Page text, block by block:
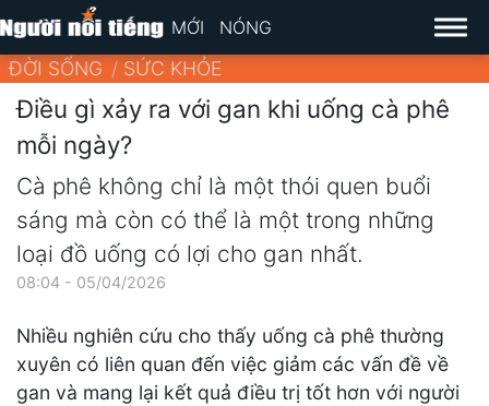
MỚI NÓNG
ĐỜI SỐNG SỨC KHỎE
Điều gì xảy ra với gan khi uống cà phê
mỗi ngày?
Cà phê không chỉ là một thói quen buổi
sáng mà còn có thể là một trong những
loại đồ uống có lợi cho gan nhất.
08:04 - 05/04/2026
Nhiều nghiên cứu cho thấy uống cà phê thường
xuyên có liên quan đến việc giảm các vấn đề về
gan và mang lại kết quả điều trị tốt hơn với người